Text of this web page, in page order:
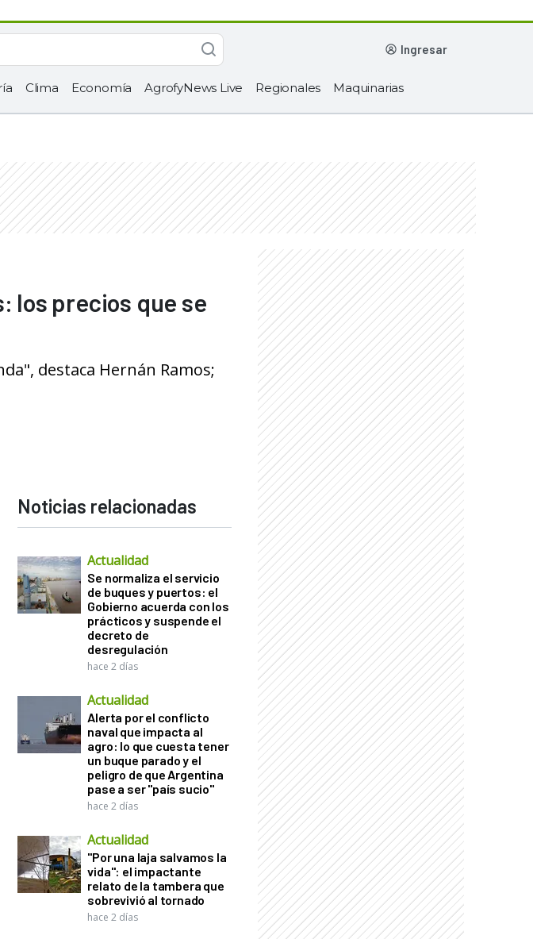
ingresar
Clima Economía AgrofyNews Live Regionales Maquinarias
los precios que se
destaca Hernán Ramos;
Noticias relacionadas
Actualidad
Se normaliza el servicio
de buques y puertos: el
Gobierno acuerda con los
prácticos y suspende el
decreto de
desregulación
hace 2 días
Actualidad
Alerta por el conflicto
naval que impacta al
agro: lo que cuesta tener
un buque parado y el
peligro de que Argentina
pase a ser "país sucio"
hace 2 días
Actualidad
"Por una laja salvamos la
vida": el impactante
relato de la tambera que
sobrevivió al tornado
hace 2 días